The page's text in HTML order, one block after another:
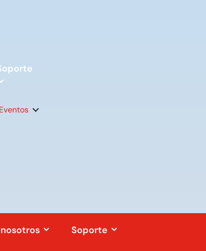
Eventos
Soporte